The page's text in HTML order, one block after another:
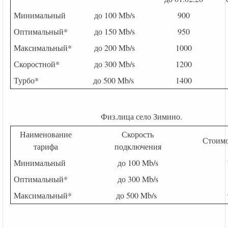
Минимальный
до 100 Mb/s
900
Оптимальный*
до 150 Mb/s
950
Максимальный*
до 200 Mb/s
1000
Скоростной*
до 300 Mb/s
1200
Турбо*
до 500 Mb/s 1400
Физ.лица село Зимино.
Наименование
тарифа
Скорость
подключения
Минимальный до 100 Mb/s
Оптимальный*
до 300 Mb/s
Максимальный*
до 500 Mb/s